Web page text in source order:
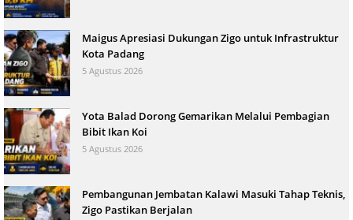
Maigus Apresiasi Dukungan Zigo untuk Infrastruktur
Kota Padang
5 Agustus 2026
Yota Balad Dorong Gemarikan Melalui Pembagian
Bibit Ikan Koi
5 Agustus 2026
Pembangunan Jembatan Kalawi Masuki Tahap Teknis,
Zigo Pastikan Berjalan